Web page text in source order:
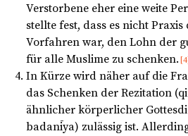
Verstorbene eher eine weite
stellte fest, dass es nicht
Vorfahren war, den Lohn der
für alle Muslime zu schenken. [4]
In Kürze wird näher auf die
das Schenken der Rezitation
ähnlicher körperlicher
badanīya) zulässig ist.